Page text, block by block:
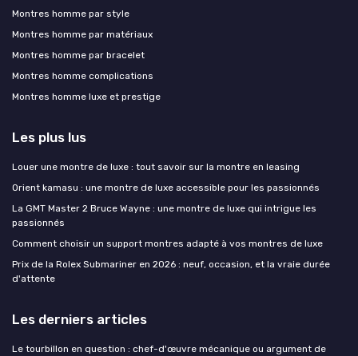
Montres homme par style
Montres homme par matériaux
Montres homme par bracelet
Montres homme complications
Montres homme luxe et prestige
Les plus lus
Louer une montre de luxe : tout savoir sur la montre en leasing
Orient kamasu : une montre de luxe accessible pour les passionnés
La GMT Master 2 Bruce Wayne : une montre de luxe qui intrigue les
passionnés
Comment choisir un support montres adapté à vos montres de luxe
Prix de la Rolex Submariner en 2026 : neuf, occasion, et la vraie durée
d'attente
Les derniers articles
Le tourbillon en question : chef-d'œuvre mécanique ou argument de